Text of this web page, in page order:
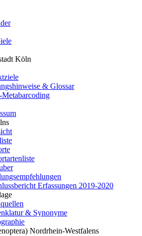
Köln
& Glossar
Erfassungen 2019-2020
& Synonyme
Nordrhein-Westfalens